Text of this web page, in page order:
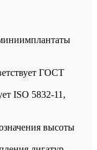
ГОСТ
ISO 5832-11,
высоты